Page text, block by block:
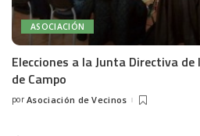
ASOCIACIÓN
Elecciones a la Junta Directiva
de Campo
Posted
por Asociación de Vecinos